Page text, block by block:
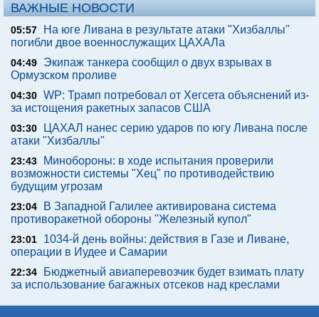
ВАЖНЫЕ НОВОСТИ
05:57
На юге Ливана в результате атаки "Хизбаллы"
погибли двое военнослужащих ЦАХАЛа
04:49
Экипаж танкера сообщил о двух взрывах в
Ормузском проливе
04:30 WP: Трамп потребовал от Хегсета объяснений из-
за истощения ракетных запасов США
03:30
ЦАХАЛ нанес серию ударов по югу Ливана после
атаки "Хизбаллы"
23:43
Минобороны: в ходе испытания проверили
возможности системы "Хец" по противодействию
будущим угрозам
23:04
В Западной Галилее активирована система
противоракетной обороны "Железный купол"
23:01
1034-й день войны: действия в Газе и Ливане,
операции в Иудее и Самарии
22:34
Бюджетный авиаперевозчик будет взимать плату
за использование багажных отсеков над креслами